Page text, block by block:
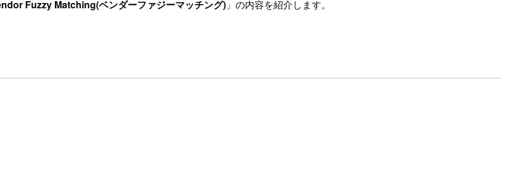
Fuzzy Matching(ベンダーファジーマッチング) 」の内容を紹介します。